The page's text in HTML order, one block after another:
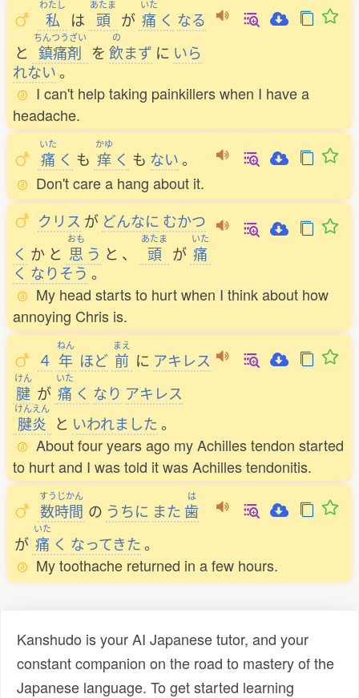
わたし
私 は
あたま
頭 が
いた
痛 く なる
と
ちんつうざい
鎮痛剤 を
の
飲まず に いら
れない。
I can't help taking painkillers when I have a
headache.
いた
痛 く も
かゆ
痒 く も ない。
Don't care a hang about it.
クリス が どんなに むかつ
く か と
おも
思 う と 、
あたま
頭 が
いた
痛
くなりそう。
My head starts to hurt when I think about how
annoying Chris is.
４
ねん
年 ほど
まえ
前 に アキレス
けん
腱 が
いた
痛 く なり アキレス
けんえん
腱炎 と いわれました 。
About four years ago my Achilles tendon started
to hurt and I was told it was Achilles tendonitis.
すうじかん
数時間 の うちに また
は
歯
が
いた
痛 く なってきた 。
My toothache returned in a few hours.
Kanshudo is your AI Japanese tutor, and your
constant companion on the road to mastery of the
Japanese language. To get started learning